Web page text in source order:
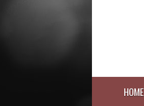
HOME